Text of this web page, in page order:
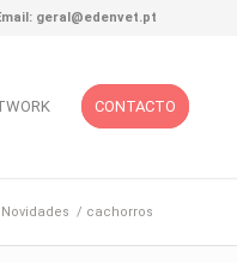
geral@edenvet.pt
CONTACTO
Novidades / cachorros